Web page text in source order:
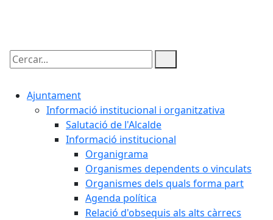
Cercar:
Ajuntament
Informació institucional i organitzativa
Salutació de l'Alcalde
Informació institucional
Organigrama
Organismes dependents o vinculats
Organismes dels quals forma part
Agenda política
Relació d'obsequis als alts càrrecs